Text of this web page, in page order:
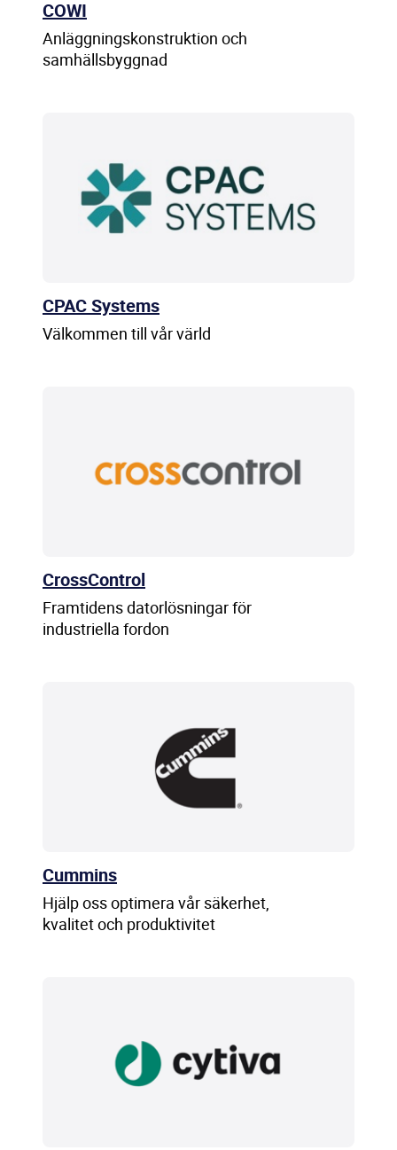
COWI
Anläggningskonstruktion och
samhällsbyggnad
CPAC Systems
Välkommen till vår värld
CrossControl
Framtidens datorlösningar för
industriella fordon
Cummins
Hjälp oss optimera vår säkerhet,
kvalitet och produktivitet